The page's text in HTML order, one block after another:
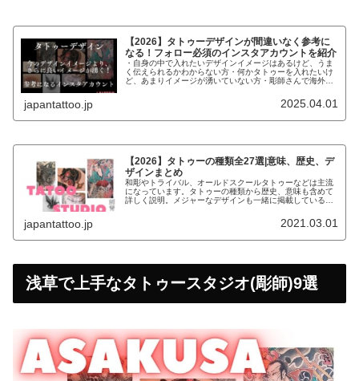
【2026】タトゥーデザインが間違いなく参考に
なる！フォロー必須のインスタアカウントを紹介
・自身の中で入れたいデザインイメージはあるけど、うま
く伝えられるかわからない方・何かタトゥーを入れたいけ
ど、あまりイメージが湧いていない方・彫師さんで海外の
japantattoo.jp 2025.04.01
【2026】タトゥーの種類全27選|意味、歴史、デ
ザインまとめ
和彫やトライバル、オールドスクールタトゥーなどは主流
になっています。タトゥーの種類から歴史、意味も含めて
詳しく説明。メジャーなデザインも一緒に掲載しているの
japantattoo.jp 2021.03.01
浅草で上手なタトゥースタジオ(彫師)9選